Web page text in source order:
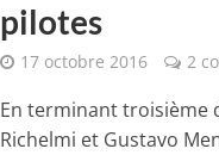
pilotes
17 octobre 2016 2
En terminant troisième
Richelmi et Gustavo